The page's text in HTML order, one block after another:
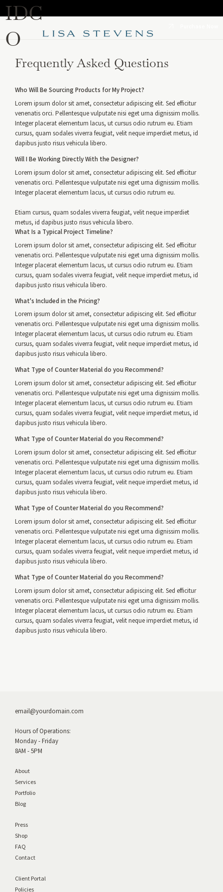
IDC
O
Frequently Asked Questions
Who Will Be Sourcing Products for My Project?
Lorem ipsum dolor sit amet, consectetur adipiscing elit. Sed efficitur
venenatis orci. Pellentesque vulputate nisi eget urna dignissim mollis.
Integer placerat elementum lacus, ut cursus odio rutrum eu. Etiam
cursus, quam sodales viverra feugiat, velit neque imperdiet metus, id
dapibus justo risus vehicula libero.
Will I Be Working Directly With the Designer?
Lorem ipsum dolor sit amet, consectetur adipiscing elit. Sed efficitur
venenatis orci. Pellentesque vulputate nisi eget urna dignissim mollis.
Integer placerat elementum lacus, ut cursus odio rutrum eu.
Etiam cursus, quam sodales viverra feugiat, velit neque imperdiet
metus, id dapibus justo risus vehicula libero.
What Is a Typical Project Timeline?
Lorem ipsum dolor sit amet, consectetur adipiscing elit. Sed efficitur
venenatis orci. Pellentesque vulputate nisi eget urna dignissim mollis.
Integer placerat elementum lacus, ut cursus odio rutrum eu. Etiam
cursus, quam sodales viverra feugiat, velit neque imperdiet metus, id
dapibus justo risus vehicula libero.
What's Included in the Pricing?
Lorem ipsum dolor sit amet, consectetur adipiscing elit. Sed efficitur
venenatis orci. Pellentesque vulputate nisi eget urna dignissim mollis.
Integer placerat elementum lacus, ut cursus odio rutrum eu. Etiam
cursus, quam sodales viverra feugiat, velit neque imperdiet metus, id
dapibus justo risus vehicula libero.
What Type of Counter Material do you Recommend?
Lorem ipsum dolor sit amet, consectetur adipiscing elit. Sed efficitur
venenatis orci. Pellentesque vulputate nisi eget urna dignissim mollis.
Integer placerat elementum lacus, ut cursus odio rutrum eu. Etiam
cursus, quam sodales viverra feugiat, velit neque imperdiet metus, id
dapibus justo risus vehicula libero.
What Type of Counter Material do you Recommend?
Lorem ipsum dolor sit amet, consectetur adipiscing elit. Sed efficitur
venenatis orci. Pellentesque vulputate nisi eget urna dignissim mollis.
Integer placerat elementum lacus, ut cursus odio rutrum eu. Etiam
cursus, quam sodales viverra feugiat, velit neque imperdiet metus, id
dapibus justo risus vehicula libero.
What Type of Counter Material do you Recommend?
Lorem ipsum dolor sit amet, consectetur adipiscing elit. Sed efficitur
venenatis orci. Pellentesque vulputate nisi eget urna dignissim mollis.
Integer placerat elementum lacus, ut cursus odio rutrum eu. Etiam
cursus, quam sodales viverra feugiat, velit neque imperdiet metus, id
dapibus justo risus vehicula libero.
What Type of Counter Material do you Recommend?
Lorem ipsum dolor sit amet, consectetur adipiscing elit. Sed efficitur
venenatis orci. Pellentesque vulputate nisi eget urna dignissim mollis.
Integer placerat elementum lacus, ut cursus odio rutrum eu. Etiam
cursus, quam sodales viverra feugiat, velit neque imperdiet metus, id
dapibus justo risus vehicula libero.
Client Portal
Policies
Press
Shop
FAQ
Contact
email@yourdomain.com
Hours of Operations:
Monday - Friday
8AM - 5PM
About
Services
Portfolio
Blog